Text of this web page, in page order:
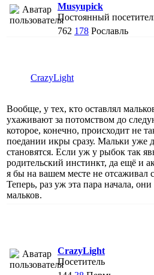
Musyupick
Постоянный
762 178 Рославль
CrazyLight
Вообще, у тех, кто оставлял
ухаживают за потомством до
которое, конечно, происходит не
поедании икры сразу. Мальки уже
становятся. Если уж у рыбок так
родительский инстинкт, да ещё и
я бы на вашем месте не отсаживал
Теперь, раз уж эта пара начала,
мальков.
CrazyLight
Посетитель